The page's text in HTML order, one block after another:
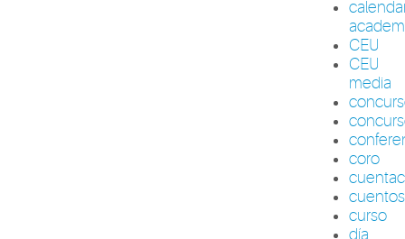
CEU
CEU
media
coro
cuentos
curso
día